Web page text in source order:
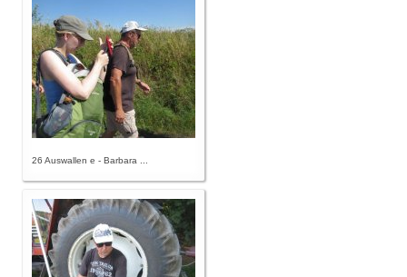
26 Auswallen e - Barbara ...